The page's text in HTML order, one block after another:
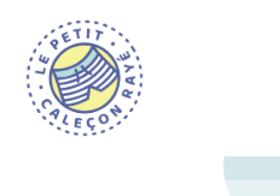
contenu